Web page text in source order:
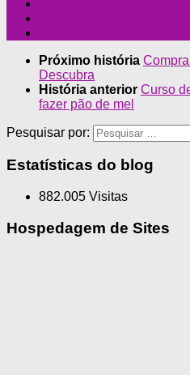
Próximo história
Descubra
História anterior Curso
fazer pão de mel
Pesquisar por:
Estatísticas do blog
882.005 Visitas
Hospedagem de Sites